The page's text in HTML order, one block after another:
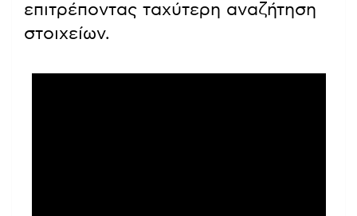
επιτρέποντας ταχύτερη αναζήτηση
στοιχείων.